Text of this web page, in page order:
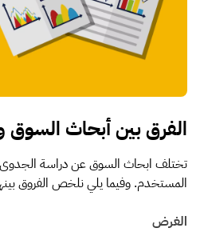
الفرق بين أبحاث
تختلف ابحاث السوق عن دراسة
المستخدم. وفيما يلي نلخص الفروق
الغرض